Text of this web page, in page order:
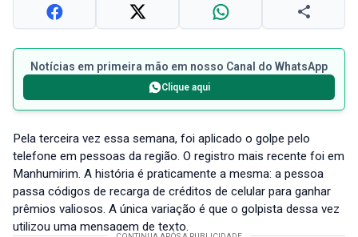
Notícias em primeira mão em nosso Canal do WhatsApp
Clique aqui
Pela terceira vez essa semana, foi aplicado o golpe pelo
telefone em pessoas da região. O registro mais recente foi em
Manhumirim. A história é praticamente a mesma: a pessoa
passa códigos de recarga de créditos de celular para ganhar
prêmios valiosos. A única variação é que o golpista dessa vez
utilizou uma mensagem de texto.